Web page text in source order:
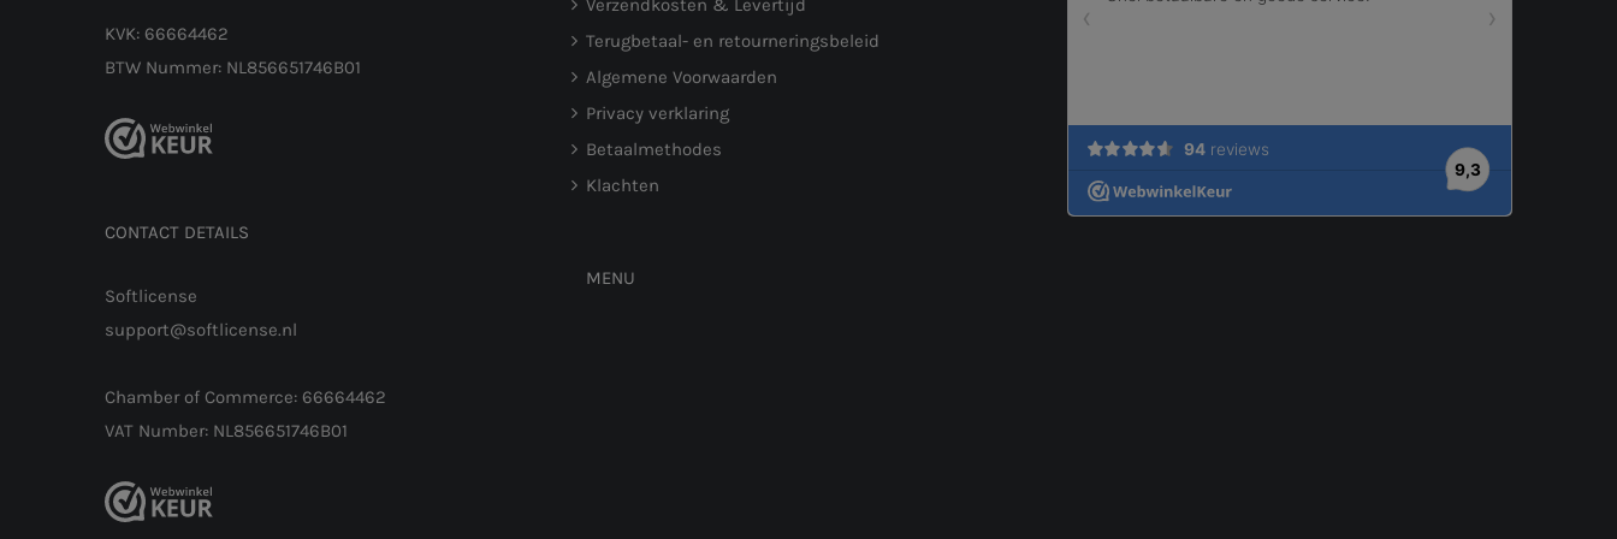
KVK: 66664462
BTW Nummer: NL856651746B01
CONTACT DETAILS
Softlicense
support@softlicense.nl
Chamber of Commerce: 66664462
VAT Number: NL856651746B01
Verzendkosten & Levertijd
Terugbetaal- en retourneringsbeleid
Algemene Voorwaarden
Privacy verklaring
Betaalmethodes
Klachten
MENU